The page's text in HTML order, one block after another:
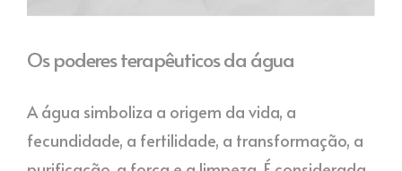
Os poderes terapêuticos da água
A água simboliza a origem da vida, a
fecundidade, a fertilidade, a transformação, a